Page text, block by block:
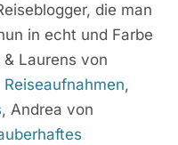
die man
in echt und Farbe
Laurens von
Reiseaufnahmen,
, Andrea von